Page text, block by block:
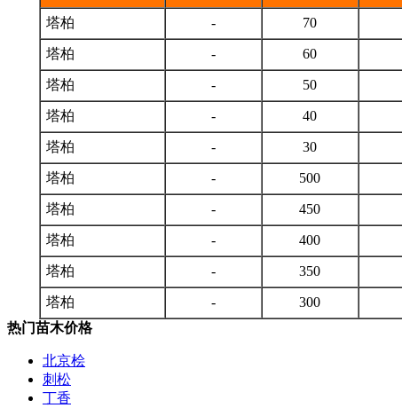
塔柏 - 70
塔柏 - 60
塔柏 - 50
塔柏 - 40
塔柏 - 30
塔柏 - 500
塔柏 - 450
塔柏 - 400
塔柏 - 350
塔柏 - 300
热门苗木价格
北京桧
刺松
丁香